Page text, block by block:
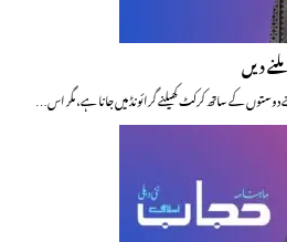
دیں
دوستوں کے ساتھ کرکٹ کھیلنے گرائونڈ میں جانا ہے، مگر اس…